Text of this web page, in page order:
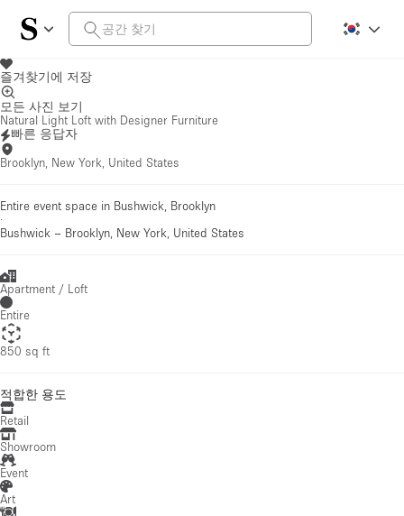
즐겨찾기에 저장
모든 사진 보기
Natural Light Loft with Designer Furniture
빠른 응답자
Brooklyn, New York, United States
Entire event space in Bushwick, Brooklyn
·
Bushwick – Brooklyn, New York, United States
Apartment / Loft
Entire
850 sq ft
적합한 용도
Retail
Showroom
Event
Art